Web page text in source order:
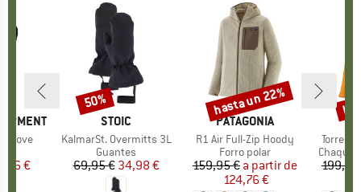
Glove
reducido
€
MARCA
STOIC
Artículo
KalmarSt. Overmitts 3L
Product group
Guantes
Precio
69,95 € Precio reducido
34,98 €
Descuento
50%
MARCA
PATAGONIA
Artículo
R1 Air Full-Zip Hoody
Product group
Forro polar
Precio
159,95 € Precio reducido
a partir de
124,76 €
Descuento
hasta un 22%
Artículo
Product